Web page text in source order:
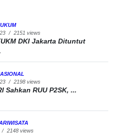
/ 2151 views
DKI Jakarta Dituntut
/ 2198 views
Sahkan RUU P2SK, ...
/ 2148 views